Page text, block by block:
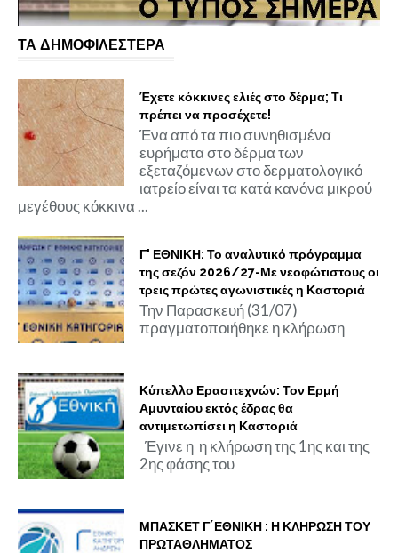
ΤΑ ΔΗΜΟΦΙΛΕΣΤΕΡΑ
Έχετε κόκκινες ελιές στο δέρμα; Τι
πρέπει να προσέχετε!
Ένα από τα πιο συνηθισμένα
ευρήματα στο δέρμα των
εξεταζόμενων στο δερματολογικό
ιατρείο είναι τα κατά κανόνα μικρού
μεγέθους κόκκινα ...
Γ' ΕΘΝΙΚΗ: Το αναλυτικό πρόγραμμα
της σεζόν 2026/27-Με νεοφώτιστους οι
τρεις πρώτες αγωνιστικές η Καστοριά
Την Παρασκευή (31/07)
πραγματοποιήθηκε η κλήρωση
Κύπελλο Ερασιτεχνών: Τον Ερμή
Αμυνταίου εκτός έδρας θα
αντιμετωπίσει η Καστοριά
Έγινε η η κλήρωση της 1ης και της
2ης φάσης του
ΜΠΑΣΚΕΤ Γ΄ΕΘΝΙΚΗ : Η ΚΛΗΡΩΣΗ ΤΟΥ
ΠΡΩΤΑΘΛΗΜΑΤΟΣ